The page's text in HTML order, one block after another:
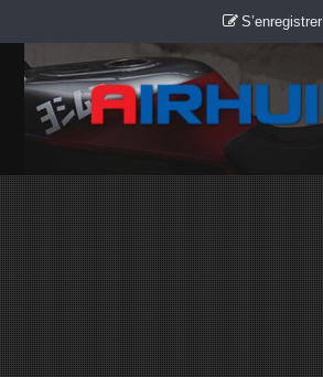
S’enregistrer